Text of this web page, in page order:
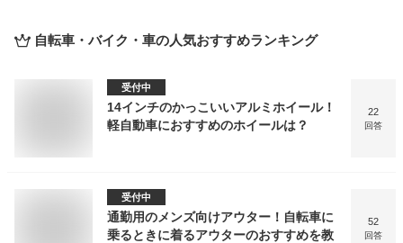
自転車・バイク・車の人気おすすめランキング
受付中
14インチのかっこいいアルミホイール！
軽自動車におすすめのホイールは？
22
回答
受付中
通勤用のメンズ向けアウター！自転車に
乗るときに着るアウターのおすすめを教
52
回答